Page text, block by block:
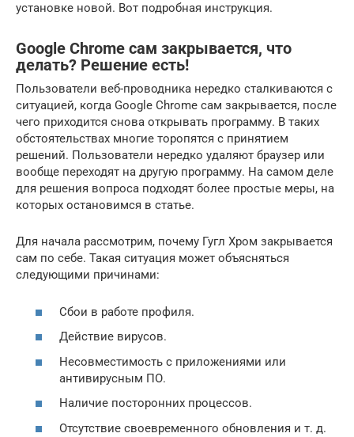
установке новой. Вот подробная инструкция.
Google Chrome сам закрывается, что
делать? Решение есть!
Пользователи веб-проводника нередко сталкиваются с
ситуацией, когда Google Chrome сам закрывается, после
чего приходится снова открывать программу. В таких
обстоятельствах многие торопятся с принятием
решений. Пользователи нередко удаляют браузер или
вообще переходят на другую программу. На самом деле
для решения вопроса подходят более простые меры, на
которых остановимся в статье.
Для начала рассмотрим, почему Гугл Хром закрывается
сам по себе. Такая ситуация может объясняться
следующими причинами:
Сбои в работе профиля.
Действие вирусов.
Несовместимость с приложениями или
антивирусным ПО.
Наличие посторонних процессов.
Отсутствие своевременного обновления и т. д.